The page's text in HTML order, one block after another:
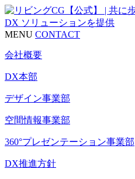
MENU CONTACT
会社概要
DX本部
デザイン事業部
空間情報事業部
360°プレゼンテーション事業部
DX推進方針